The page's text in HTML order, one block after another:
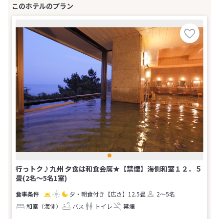
行っトク♪九州 夕食は和食会席★【禁煙】海側和室１２．５
畳(2名～5名1室)
夕・朝食付き 【広さ】12.5畳
2～5名
和室（海側）
バス トイレ 禁煙